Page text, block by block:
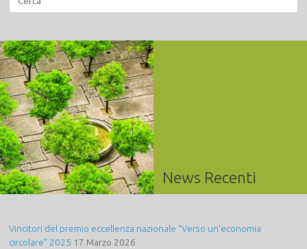
News Recenti
Vincitori del premio eccellenza nazionale “Verso un’economia
circolare” 2025 17 Marzo 2026